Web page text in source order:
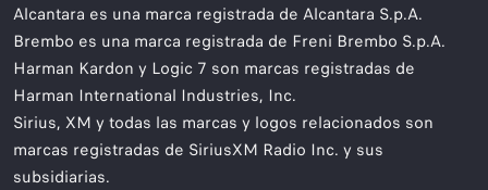
Alcantara es una marca registrada de Alcantara S.p.A.
Brembo es una marca registrada de Freni Brembo S.p.A.
Harman Kardon y Logic 7 son marcas registradas de
Harman International Industries, Inc.
Sirius, XM y todas las marcas y logos relacionados son
marcas registradas de SiriusXM Radio Inc. y sus
subsidiarias.